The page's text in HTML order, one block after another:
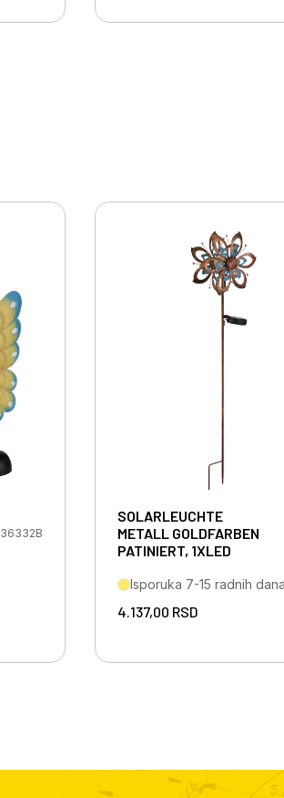
36332B
SOLARLEUCHTE
METALL GOLDFARBEN
PATINIERT, 1XLED
Isporuka 7-15 radnih dana
4.137,00 RSD